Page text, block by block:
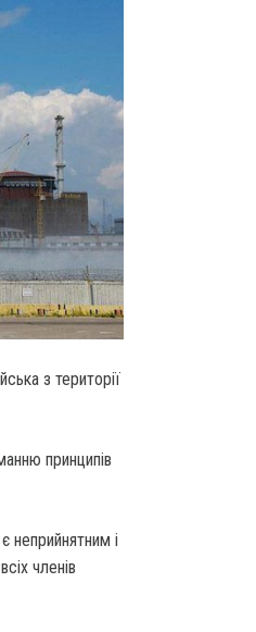
з території
принципів
неприйнятним і
членів